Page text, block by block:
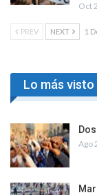
Oct
PREV NEXT 1
Lo más
Ago